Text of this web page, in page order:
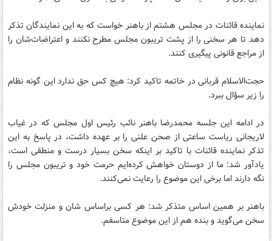
نماینده قائنات در مجلس هشتم از باهنر خواست که به این نمایندگان تذکر
دهد تا هر سخنی را از پشت تریبون مجلس مطرح نکنند و اعتراضا‌ت‌شان را
از مراجع قانونی پیگیری کنند.
حجت‌الاسلام قربانی در خاتمه تاکید کرد: هیچ کس حق ندارد این گونه نظام
را زیر سؤال ببرد.
در ادامه این جلسه محمدرضا باهنر نائب رئیس اول مجلس که در غیاب
لاریجانی ریاست ساعتی از صحن علنی را بر عهده داشت، در پاسخ به این
تذکر نماینده قائنات با تاکید بر اینکه سخن بسیار درست و منطقی است،
یادآور شد:‌ ما از دوستان خواهش کرده‌ایم حرمت خود و تریبون مجلس را
نگه دارند اما برخی این موضوع را رعایت نمی‌کنند.
باهنر بر همین اساس متذکر شد: هر کسی براساس شان و منزلت خودش
سخن می‌گوید و بنده هم از این موضوع متاسفم.